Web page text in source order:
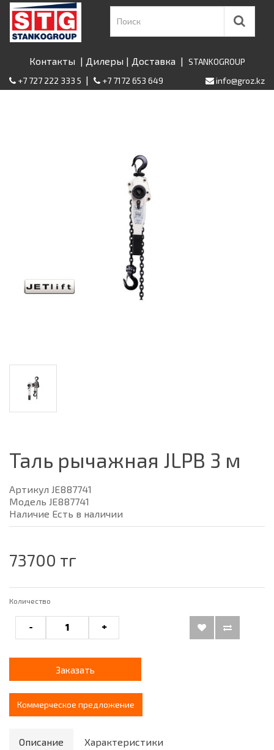
Контакты | Дилеры | Доставка | STANKOGROUP
+7 727 222 333 5 | +7 7172 653 649 info@groz.kz
Таль рычажная JLPВ 3 м
Артикул JE887741
Модель JE887741
Наличие Есть в наличии
73700 тг
Количество
- +
Заказать
Коммерческое предложение
Описание Характеристики